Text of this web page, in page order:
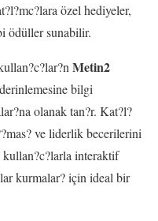
özel hediyeler,
ödüller sunabilir.
Metin2
bilgi
olanak tan?r. Kat?l?
ve liderlik becerilerini
interaktif
kurmalar? için ideal bir